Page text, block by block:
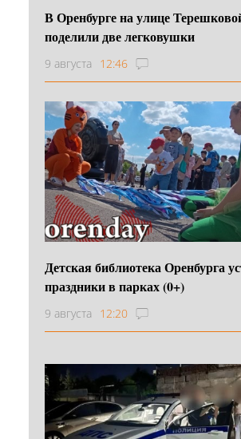
В Оренбурге на улице
поделили две легковушки
9 августа 12:46
Детская библиотека Оренбурга
праздники в парках (0+)
9 августа 12:20